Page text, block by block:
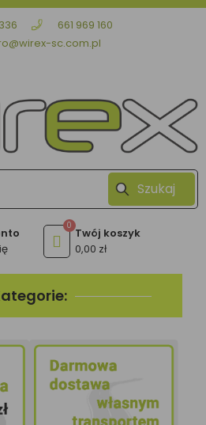
661 969 160
sc.com.pl
Szukaj
0,00 zł